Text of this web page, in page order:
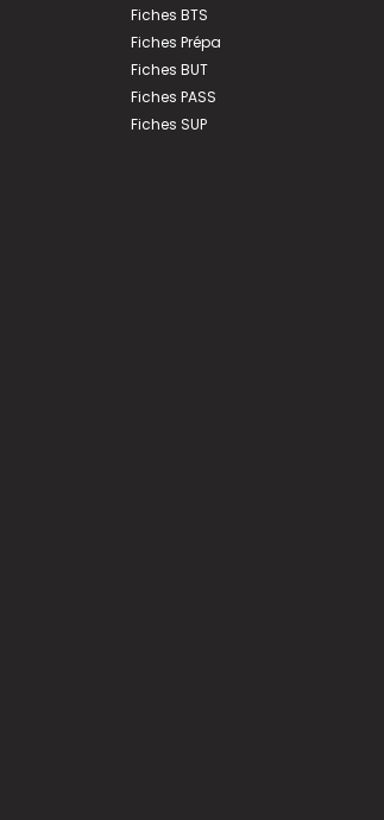
Fiches BTS
Fiches Prépa
Fiches BUT
Fiches PASS
Fiches SUP